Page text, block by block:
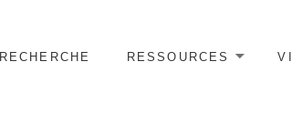
RECHERCHE RESSOURCES